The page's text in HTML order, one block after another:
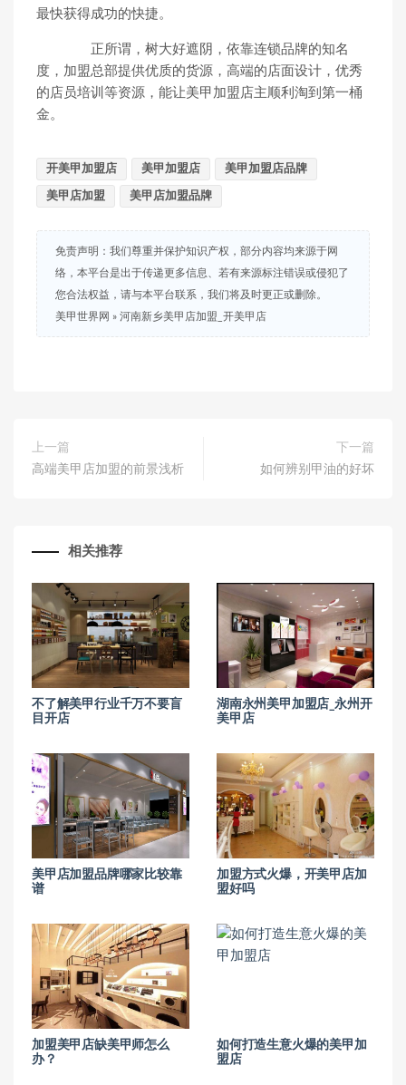
最快获得成功的快捷。
正所谓，树大好遮阴，依靠连锁品牌的知名
度，加盟总部提供优质的货源，高端的店面设计，优秀
的店员培训等资源，能让美甲加盟店主顺利淘到第一桶
金。
开美甲加盟店 美甲加盟店 美甲加盟店品牌
美甲店加盟 美甲店加盟品牌
免责声明：我们尊重并保护知识产权，部分内容均来源于网
络，本平台是出于传递更多信息、若有来源标注错误或侵犯了
您合法权益，请与本平台联系，我们将及时更正或删除。
美甲世界网 » 河南新乡美甲店加盟_开美甲店
上一篇
高端美甲店加盟的前景浅析
下一篇
如何辨别甲油的好坏
相关推荐
不了解美甲行业千万不要盲
目开店
湖南永州美甲加盟店_永州开
美甲店
美甲店加盟品牌哪家比较靠
谱
加盟方式火爆，开美甲店加
盟好吗
加盟美甲店缺美甲师怎么
办？
如何打造生意火爆的美甲加
盟店